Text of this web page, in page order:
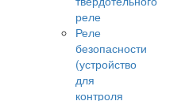
реле
Реле
безопасности
(устройство
для
контроля